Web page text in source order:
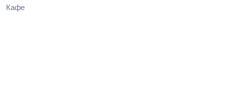
Кафе